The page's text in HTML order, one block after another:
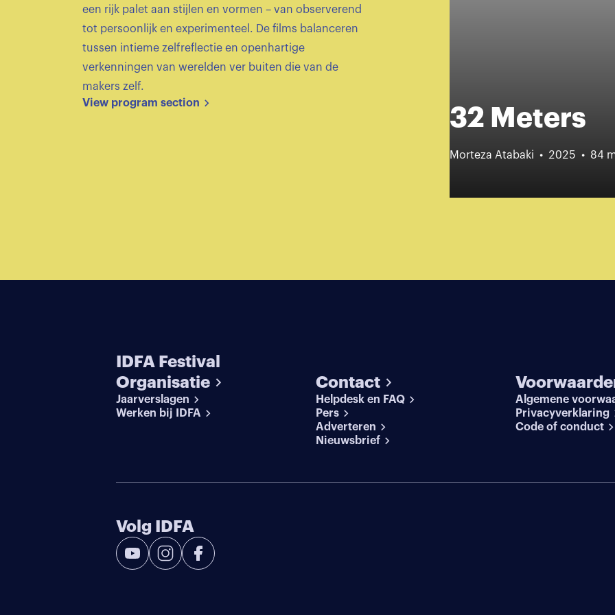
een rijk palet aan stijlen en vormen – van observerend
tot persoonlijk en experimenteel. De films balanceren
tussen intieme zelfreflectie en openhartige
verkenningen van werelden ver buiten die van de
makers zelf.
View program section
32 Meters
Morteza Atabaki 2025 84
IDFA Festival
Organisatie
Jaarverslagen
Werken bij IDFA
Contact
Helpdesk en FAQ
Pers
Adverteren
Nieuwsbrief
Algemene
Privacyverklaring
Code of conduct
Volg IDFA